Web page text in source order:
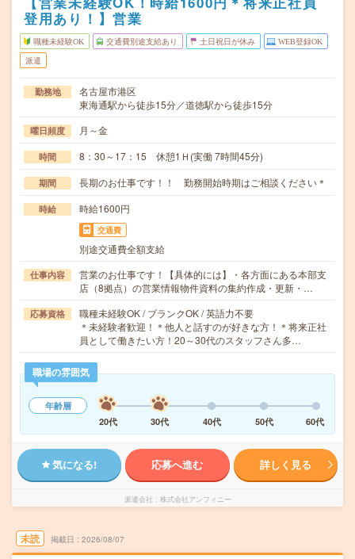
登用あり！】営業
職種未経験OK 交通費別途支給あり 土日祝日が休み WEB登録OK
派遣
勤務地
名古屋市港区
東海通駅から徒歩15分／道徳駅から徒歩15分
曜日頻度 月～金
時間 8：30～17：15 休憩1Ｈ(実働 7時間45分)
期間 長期のお仕事です！！ 勤務開始時期はご相談ください＊
時給 時給1600円
交通費
別途交通費全額支給
仕事内容
営業のお仕事です！【具体的には】・各方面にある本部支
店（8拠点）の営業情報物件資料の集約作成・更新・…
応募資格
職種未経験OK / ブランクOK / 英語力不要
＊未経験者歓迎！＊他人と話すのが好きな方！＊将来正社
員として働きたい方！20～30代のスタッフさん多…
職場の雰囲気
年齢層
20代
30代 40代 50代 60代
気になる! 応募へ進む 詳しく見る
派遣会社 株式会社アンフィニー
未読 掲載日 2026/08/07